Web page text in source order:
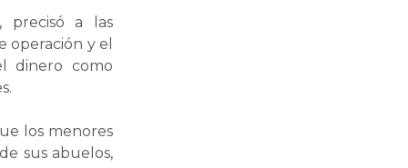
precisó a las
operación y el
dinero como
los menores
sus abuelos,